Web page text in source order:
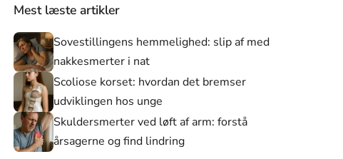
Mest læste artikler
Sovestillingens hemmelighed: slip af med
nakkesmerter i nat
Scoliose korset: hvordan det bremser
udviklingen hos unge
Skuldersmerter ved løft af arm: forstå
årsagerne og find lindring